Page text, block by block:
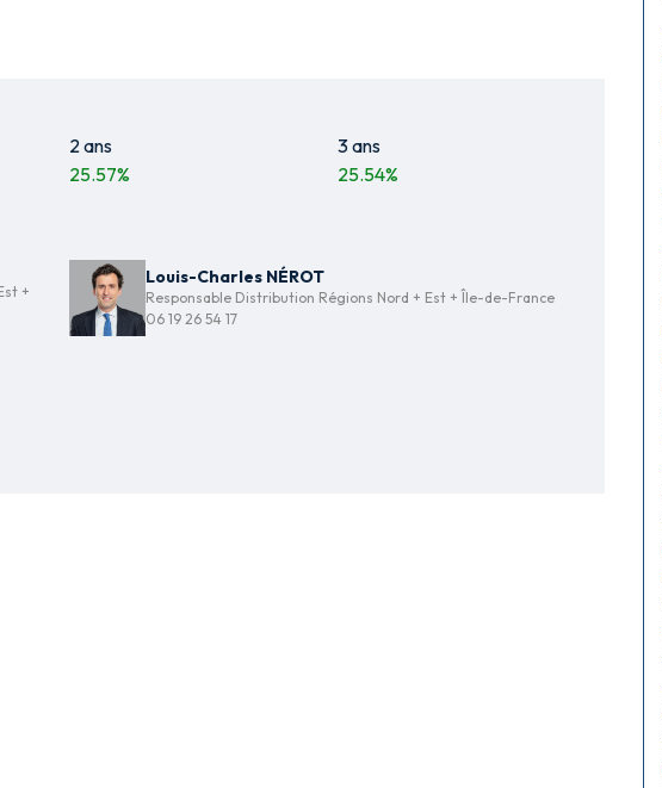
2 ans
25.57%
3 ans
25.54%
+
Louis-Charles NÉROT
Responsable Distribution Régions Nord + Est + Île-de-France
06 19 26 54 17